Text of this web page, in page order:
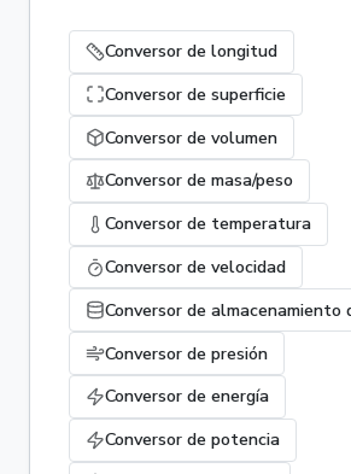
Conversor de longitud
Conversor de superficie
Conversor de volumen
Conversor de masa/peso
Conversor de temperatura
Conversor de velocidad
Conversor de almacenamiento
Conversor de presión
Conversor de energía
Conversor de potencia